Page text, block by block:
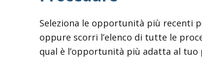
Seleziona le opportunità più recenti
oppure scorri l’elenco di tutte le
qual è l’opportunità più adatta al tuo